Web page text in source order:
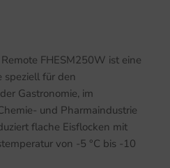
FHESM250W ist eine
speziell für den
Gastronomie, im
und Pharmaindustrie
flache Eisflocken mit
von -5 °C bis -10